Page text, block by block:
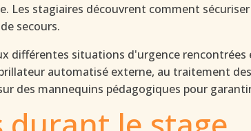
stagiaires découvrent comment
secours.
différentes situations d'urgence rencontrées
automatisé externe, au traitement
des mannequins pédagogiques pour